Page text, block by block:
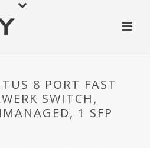
8 PORT FAST
SWITCH,
1 SFP